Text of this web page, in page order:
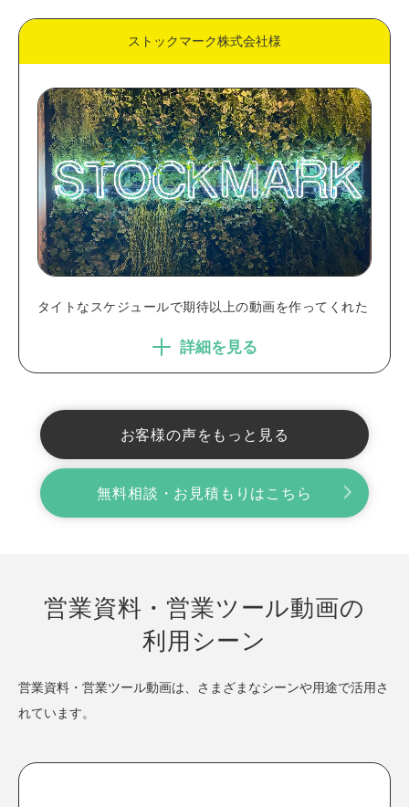
ストックマーク株式会社様
タイトなスケジュールで期待以上の動画を作ってくれた
詳細を見る
お客様の声をもっと見る
無料相談・お見積もりはこちら
営業資料・営業ツール動画の
利用シーン
営業資料・営業ツール動画は、さまざまなシーンや用途で活用さ
れています。